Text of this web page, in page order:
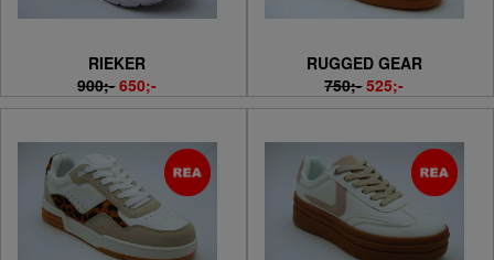
RIEKER
900;- 650;-
RUGGED GEAR
750;- 525;-